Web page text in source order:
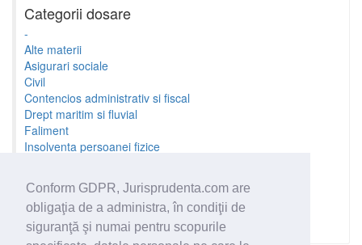
Conform GDPR, Jurisprudenta.com are
obligaţia de a administra, în condiţii de
siguranţă şi numai pentru scopurile
Categorii dosare
-
Alte materii
Asigurari sociale
Civil
Contencios administrativ si fiscal
Drept maritim si fluvial
Faliment
Insolventa persoanei fizice
Minori si familie
Penal
Proprietate Intelectuala